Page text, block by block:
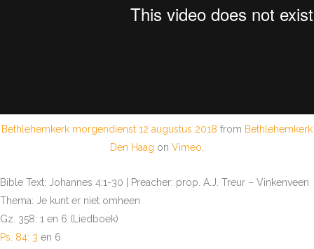
Bethlehemkerk morgendienst 12 augustus 2018 from Bethlehemkerk
Den Haag on Vimeo
Bible Text: Johannes 4:1-30 | Preacher: prop. A.J. Treur – Vinkenveen
Thema: Je kunt er niet omheen
Gz. 358: 1 en 6 (Liedboek)
Ps. 84: 3 en 6